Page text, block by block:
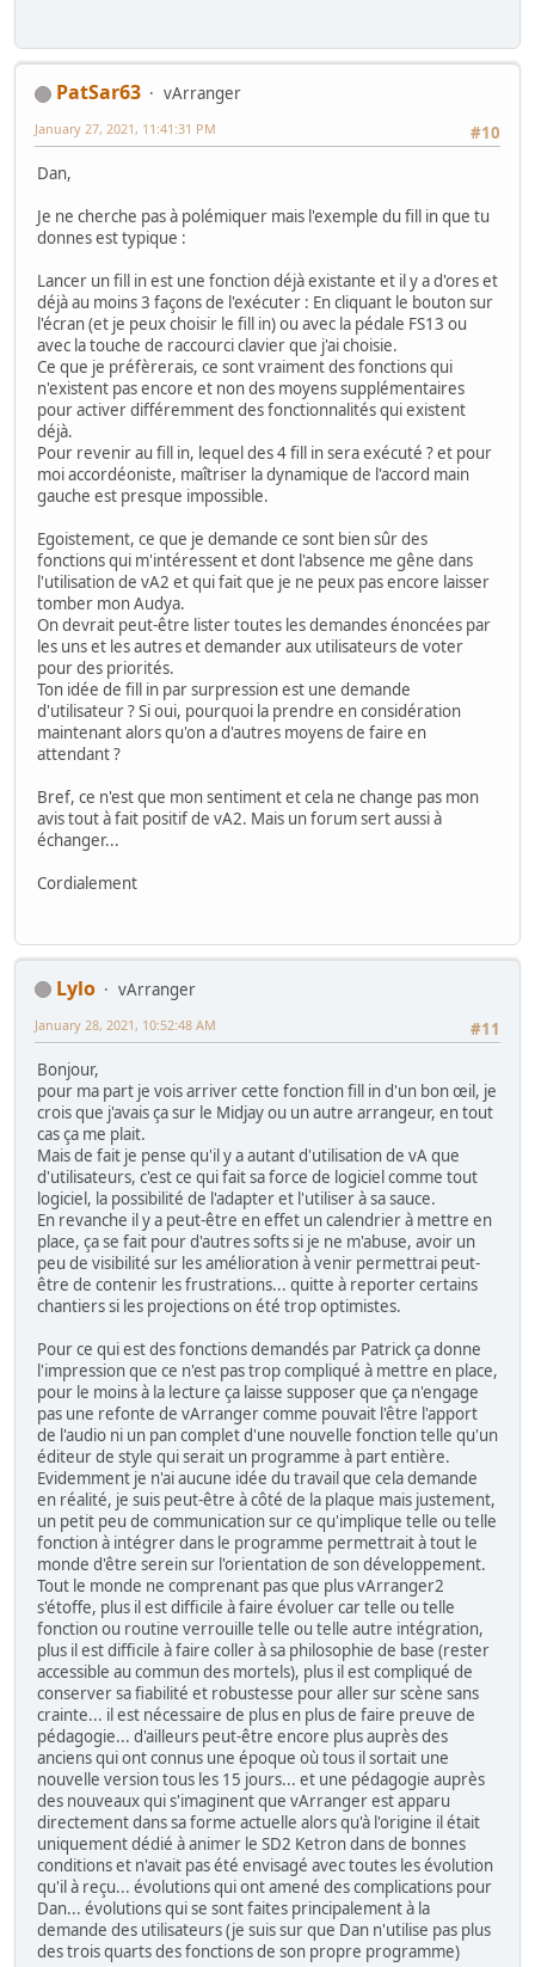
PatSar63
vArranger
#10
January 27, 2021, 11:41:31 PM
Dan,
Je ne cherche pas à polémiquer mais l'exemple du fill in que tu
donnes est typique :
Lancer un fill in est une fonction déjà existante et il y a d'ores et
déjà au moins 3 façons de l'exécuter : En cliquant le bouton sur
l'écran (et je peux choisir le fill in) ou avec la pédale FS13 ou
avec la touche de raccourci clavier que j'ai choisie.
Ce que je préfèrerais, ce sont vraiment des fonctions qui
n'existent pas encore et non des moyens supplémentaires
pour activer différemment des fonctionnalités qui existent
déjà.
Pour revenir au fill in, lequel des 4 fill in sera exécuté ? et pour
moi accordéoniste, maîtriser la dynamique de l'accord main
gauche est presque impossible.
Egoistement, ce que je demande ce sont bien sûr des
fonctions qui m'intéressent et dont l'absence me gêne dans
l'utilisation de vA2 et qui fait que je ne peux pas encore laisser
tomber mon Audya.
On devrait peut-être lister toutes les demandes énoncées par
les uns et les autres et demander aux utilisateurs de voter
pour des priorités.
Ton idée de fill in par surpression est une demande
d'utilisateur ? Si oui, pourquoi la prendre en considération
maintenant alors qu'on a d'autres moyens de faire en
attendant ?
Bref, ce n'est que mon sentiment et cela ne change pas mon
avis tout à fait positif de vA2. Mais un forum sert aussi à
échanger...
Cordialement
Lylo
vArranger
#11
January 28, 2021, 10:52:48 AM
Bonjour,
pour ma part je vois arriver cette fonction fill in d'un bon œil, je
crois que j'avais ça sur le Midjay ou un autre arrangeur, en tout
cas ça me plait.
Mais de fait je pense qu'il y a autant d'utilisation de vA que
d'utilisateurs, c'est ce qui fait sa force de logiciel comme tout
logiciel, la possibilité de l'adapter et l'utiliser à sa sauce.
En revanche il y a peut-être en effet un calendrier à mettre en
place, ça se fait pour d'autres softs si je ne m'abuse, avoir un
peu de visibilité sur les amélioration à venir permettrai peut-
être de contenir les frustrations... quitte à reporter certains
chantiers si les projections on été trop optimistes.
Pour ce qui est des fonctions demandés par Patrick ça donne
l'impression que ce n'est pas trop compliqué à mettre en place,
pour le moins à la lecture ça laisse supposer que ça n'engage
pas une refonte de vArranger comme pouvait l'être l'apport
de l'audio ni un pan complet d'une nouvelle fonction telle qu'un
éditeur de style qui serait un programme à part entière.
Evidemment je n'ai aucune idée du travail que cela demande
en réalité, je suis peut-être à côté de la plaque mais justement,
un petit peu de communication sur ce qu'implique telle ou telle
fonction à intégrer dans le programme permettrait à tout le
monde d'être serein sur l'orientation de son développement.
Tout le monde ne comprenant pas que plus vArranger2
s'étoffe, plus il est difficile à faire évoluer car telle ou telle
fonction ou routine verrouille telle ou telle autre intégration,
plus il est difficile à faire coller à sa philosophie de base (rester
accessible au commun des mortels), plus il est compliqué de
conserver sa fiabilité et robustesse pour aller sur scène sans
crainte... il est nécessaire de plus en plus de faire preuve de
pédagogie... d'ailleurs peut-être encore plus auprès des
anciens qui ont connus une époque où tous il sortait une
nouvelle version tous les 15 jours... et une pédagogie auprès
des nouveaux qui s'imaginent que vArranger est apparu
directement dans sa forme actuelle alors qu'à l'origine il était
uniquement dédié à animer le SD2 Ketron dans de bonnes
conditions et n'avait pas été envisagé avec toutes les évolution
qu'il à reçu... évolutions qui ont amené des complications pour
Dan... évolutions qui se sont faites principalement à la
demande des utilisateurs (je suis sur que Dan n'utilise pas plus
des trois quarts des fonctions de son propre programme)